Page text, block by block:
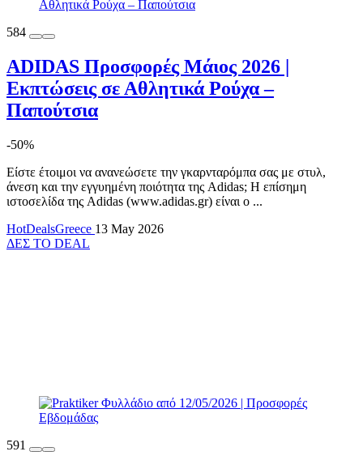
584
ADIDAS Προσφορές Μάιος 2026 |
Εκπτώσεις σε Αθλητικά Ρούχα –
Παπούτσια
-50%
Είστε έτοιμοι να ανανεώσετε την γκαρνταρόμπα σας με στυλ,
άνεση και την εγγυημένη ποιότητα της Adidas; Η επίσημη
ιστοσελίδα της Adidas (www.adidas.gr) είναι ο ...
HotDealsGreece 13 May 2026
ΔΕΣ TO DEAL
591